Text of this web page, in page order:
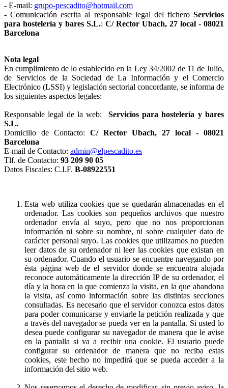
- E-mail: grupo-pescadito@hotmail.com
- Comunicación escrita al responsable legal del fichero Servicios
para hostelería y bares S.L.: C/ Rector Ubach, 27 local - 08021
Barcelona
Nota legal
En cumplimiento de lo establecido en la Ley 34/2002 de 11 de Julio,
de Servicios de la Sociedad de La Información y el Comercio
Electrónico (LSSI) y legislación sectorial concordante, se informa de
los siguientes aspectos legales:
Responsable legal de la web: Servicios para hostelería y bares
S.L.
Domicilio de Contacto: C/ Rector Ubach, 27 local - 08021
Barcelona
E-mail de Contacto: admin@elpescadito.es
Tlf. de Contacto: 93 209 90 05
Datos Fiscales: C.I.F. B-08922551
Esta web utiliza cookies que se quedarán almacenadas en el
ordenador. Las cookies son pequeños archivos que nuestro
ordenador envía al suyo, pero que no nos proporcionan
información ni sobre su nombre, ni sobre cualquier dato de
carácter personal suyo. Las cookies que utilizamos no pueden
leer datos de su ordenador ni leer las cookies que existan en
su ordenador. Cuando el usuario se encuentre navegando por
ésta página web de el servidor donde se encuentra alojada
reconoce automáticamente la dirección IP de su ordenador, el
día y la hora en la que comienza la visita, en la que abandona
la visita, así como información sobre las distintas secciones
consultadas. Es necesario que el servidor conozca estos datos
para poder comunicarse y enviarle la petición realizada y que
a través del navegador se pueda ver en la pantalla. Si usted lo
desea puede configurar su navegador de manera que le avise
en la pantalla si va a recibir una cookie. El usuario puede
configurar su ordenador de manera que no reciba estas
cookies, este hecho no impedirá que se pueda acceder a la
información del sitio web.